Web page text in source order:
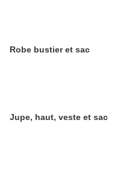
Robe bustier et sac
Jupe, haut, veste et sac